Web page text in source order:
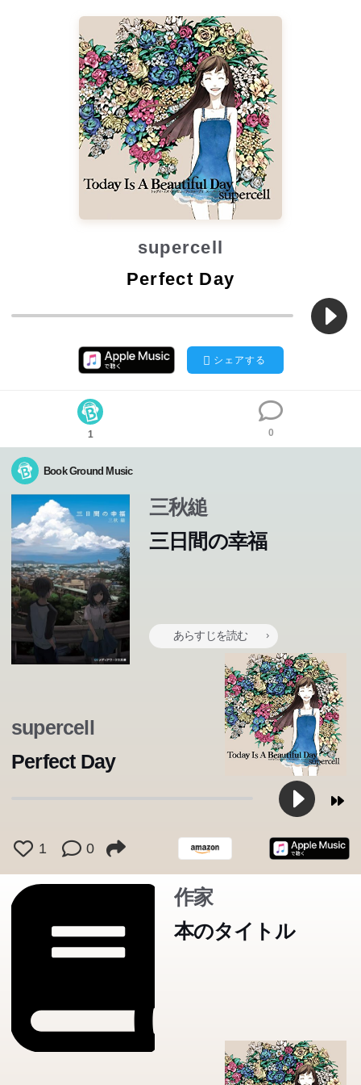
supercell
Perfect Day
シェアする
1 0
Book Ground Music
三秋縋
三日間の幸福
あらすじを読む
どうやら俺の人生には、今後何一つ良いことがないらし
い。寿命の“査定価格”が一年につき一万円ぽっちだったの
は、そのせいだ。未来を悲観して寿命の大半を売り払った
俺は、僅かな余生で幸せを掴もうと躍起になるが、何をや
っても裏目に出る。空回りし続ける俺を醒めた目で見つめ
る、「監視員」のミヤギ。彼女の為に生きることこそが一
番の幸せなのだと気付く頃には、俺の寿命は二か月を切っ
ていた。ウェブで大人気のエピソードがついに文庫化。
supercell
Perfect Day
1 0
作家
本のタイトル